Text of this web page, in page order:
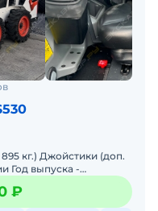
кг.) Джойстики (доп.
Год выпуска -
KubotaЦена с НДСМини-
₽